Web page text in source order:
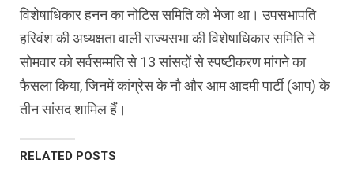
विशेषाधिकार हनन का नोटिस समिति को भेजा था। उपसभापति
हरिवंश की अध्यक्षता वाली राज्यसभा की विशेषाधिकार समिति ने
सोमवार को सर्वसम्मति से 13 सांसदों से स्पष्टीकरण मांगने का
फैसला किया, जिनमें कांग्रेस के नौ और आम आदमी पार्टी (आप) के
तीन सांसद शामिल हैं।
RELATED POSTS